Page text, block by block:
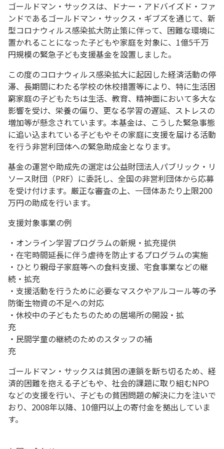
ゴールドマン・サックスは、ドナー・アドバイズド・ファ
ンドであるゴールドマン・サックス・ギブズを通じて、新
型コロナウィルス感染拡大防止策に伴って、困難な環境に
置かれることになった子どもや家庭を対象に、1億5千万
円規模の緊急子ども支援基金を設置しました。
この度のコロナウィルス感染拡大に起因した経済活動の停
滞、長期間にわたる学校の休校措置等により、特に生活困
窮家庭の子どもたちは生活、教育、精神面において多大な
影響を受け、栄養の偏り、更なる学習の遅延、ストレスの
増加等が懸念されています。本基金は、こうした緊急事態
に追い込まれている子どもやその家庭に支援を届ける活動
を行う非営利団体への緊急助成金となります。
基金の運営や助成先の選定は公益財団法人パブリック・リ
ソース財団（PRF）に委託し、全国の非営利団体から応募
を受け付けます。厳正な審査の上、一団体あたり上限200
万円の助成を行います。
支援対象事業の例
・オンライン学習プログラムの新規・拡充提供
・在宅時間延長に伴う虐待を防止するプログラムの実施
・ひとり親母子家庭等への食料支援、宅食事業などの継
続・拡充
・支援活動を行うために必要なマスクやアルコール等の予
防衛生物資の不足への対応
・休校中の子どもたちのための居場所の開設・拡
充
・民間学童の継続のためのスタッフの補
充
ゴールドマン・サックスは貧困の連鎖を断ち切るため、経
済的困難を抱える子どもや、社会的課題に取り組むNPO
などの支援を行い、子どもの貧困問題の解決に力を注いで
おり、2008年以降、10億円以上の寄付金を拠出していま
す。